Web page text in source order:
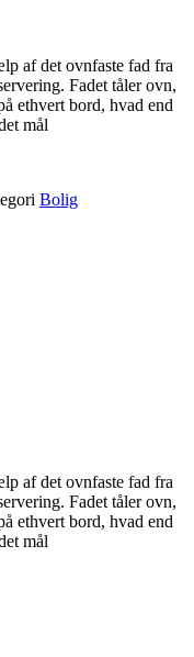
af det ovnfaste fad fra
Fadet tåler ovn,
ethvert bord, hvad end
mål
Bolig
af det ovnfaste fad fra
Fadet tåler ovn,
ethvert bord, hvad end
mål